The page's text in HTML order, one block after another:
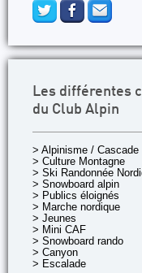
Les différentes
du Club Alpin
> Alpinisme / Cascade
> Culture Montagne
> Ski Randonnée
> Snowboard alpin
> Publics éloignés
> Marche nordique
> Jeunes
> Mini CAF
> Snowboard rando
> Canyon
> Escalade